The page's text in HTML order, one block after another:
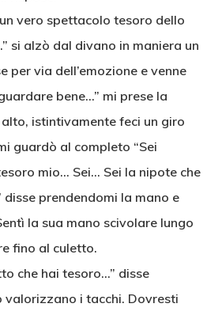
vero spettacolo tesoro dello
si alzò dal divano in maniera un
per via dell’emozione e venne
bene…” mi prese la
istintivamente feci un giro
guardò al completo “Sei
mio… Sei… Sei la nipote che
disse prendendomi la mano e
la sua mano scivolare lungo
fino al culetto.
che hai tesoro…” disse
valorizzano i tacchi. Dovresti